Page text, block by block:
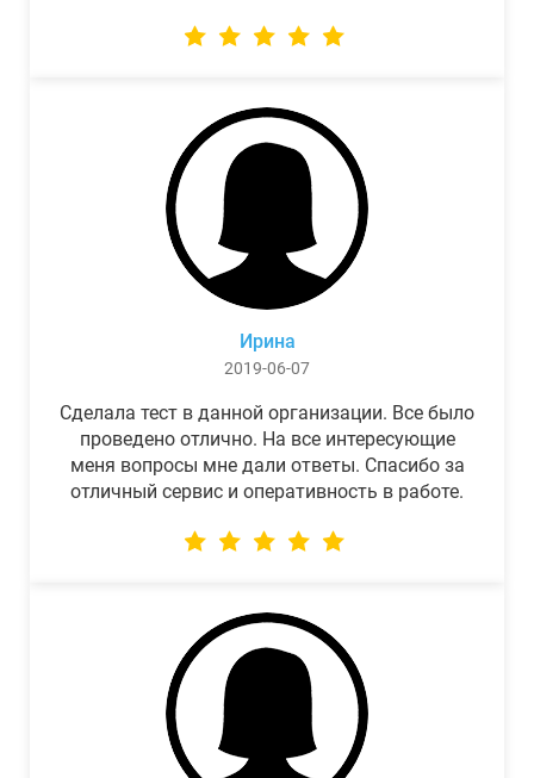
Ирина
2019-06-07
Сделала тест в данной организации. Все было
проведено отлично. На все интересующие
меня вопросы мне дали ответы. Спасибо за
отличный сервис и оперативность в работе.